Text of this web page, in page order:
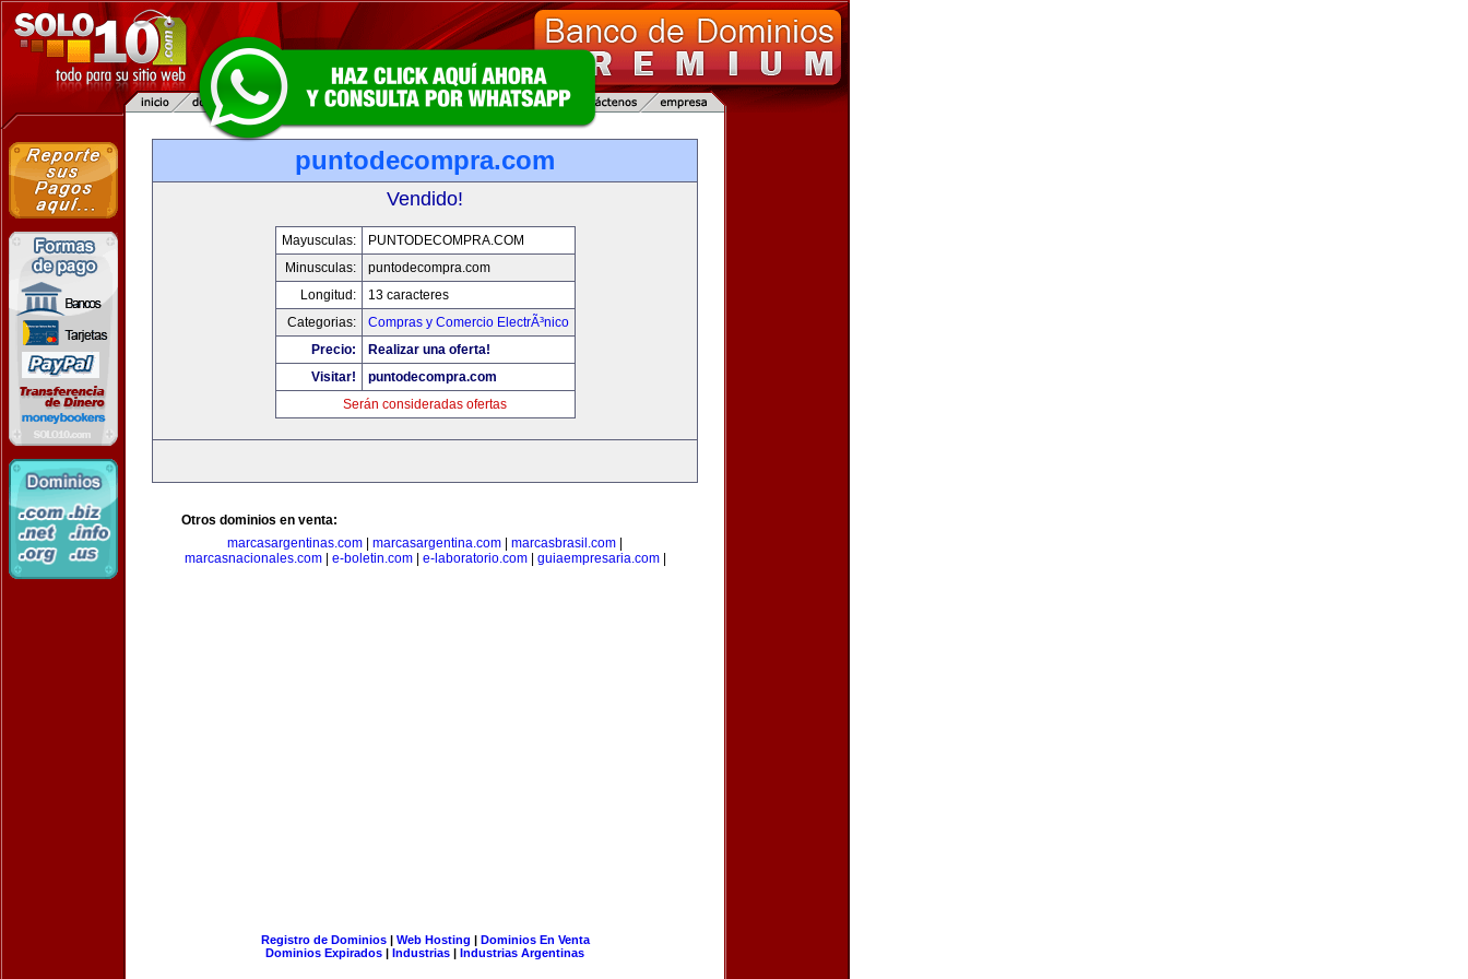
puntodecompra.com
Vendido!
Mayusculas:
PUNTODECOMPRA.COM
Minusculas:
puntodecompra.com
Longitud:
13 caracteres
Categorias:
Compras y Comercio ElectrÃ³nico
Precio:
Realizar una oferta!
Visitar!
puntodecompra.com
Serán consideradas ofertas
Otros dominios en venta:
marcasargentinas.com
marcasargentina.com marcasbrasil.com
marcasnacionales.com| e-boletin.com| e-laboratorio.com| guiaempresaria.com|
Registro de Dominios| Web Hosting | Dominios En Venta
Dominios Expirados | Industrias | Industrias Argentinas